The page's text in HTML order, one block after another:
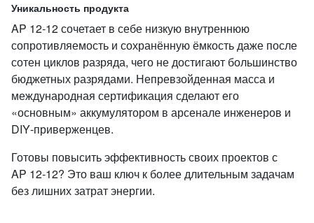
Уникальность продукта
AP 12‑12 сочетает в себе низкую внутреннюю
сопротивляемость и сохранённую ёмкость даже после
сотен циклов разряда, чего не достигают большинство
бюджетных разрядами. Непревзойденная масса и
международная сертификация сделают его
«основным» аккумулятором в арсенале инженеров и
DIY‑приверженцев.
Готовы повысить эффективность своих проектов с
AP 12‑12? Это ваш ключ к более длительным задачам
без лишних затрат энергии.